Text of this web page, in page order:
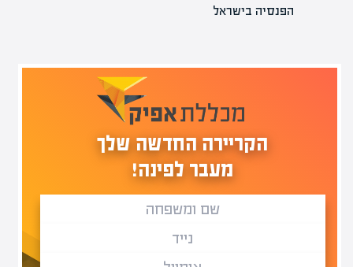
הפנסיה בישראל
הקריירה החדשה שלך
מעבר לפינה!